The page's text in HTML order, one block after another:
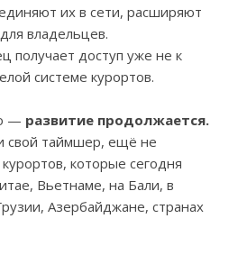
их в сети, расширяют
владельцев.
получает доступ уже не к
системе курортов.
— развитие продолжается.
свой таймшер, ещё не
которые сегодня
Вьетнаме, на Бали, в
Азербайджане, странах